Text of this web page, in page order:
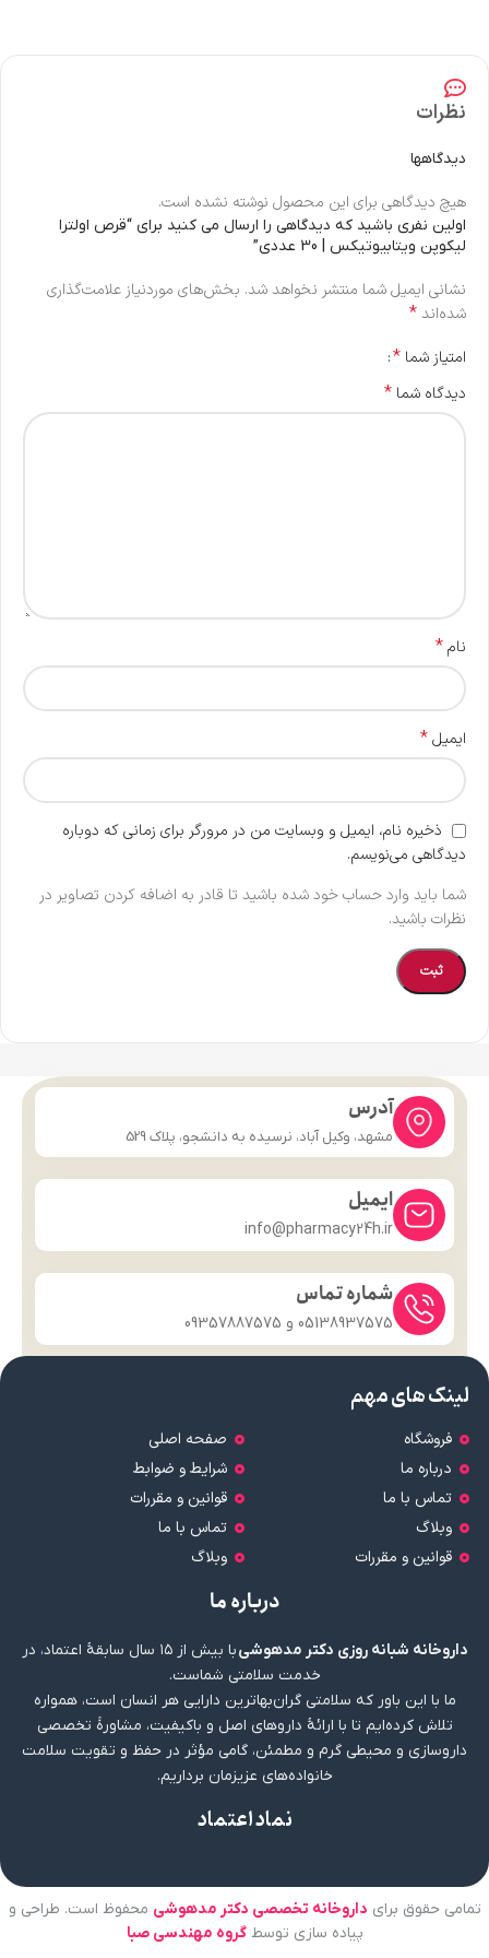
نظرات
دیدگاهها
هیچ دیدگاهی برای این محصول نوشته نشده است.
اولین نفری باشید که دیدگاهی را ارسال می کنید برای “قرص اولترا
لیکوپن ویتابیوتیکس | 30 عددی”
نشانی ایمیل شما منتشر نخواهد شد. بخش‌های موردنیاز علامت‌گذاری
شده‌اند*
امتیاز شما *
دیدگاه شما *
نام*
ایمیل*
ذخیره نام، ایمیل و وبسایت من در مرورگر برای زمانی که دوباره
دیدگاهی می‌نویسم.
شما باید وارد حساب خود شده باشید تا قادر به اضافه کردن تصاویر در
نظرات باشید.
آدرس
مشهد، وکیل آباد، نرسیده به دانشجو، پلاک 529
ایمیل
info@pharmacy24h.ir
شماره تماس
05138937575 و 09357887575
لینک های مهم
فروشگاه
درباره ما
تماس با ما
وبلاگ
قوانین و مقررات
صفحه اصلی
شرایط و ضوابط
قوانین و مقررات
تماس با ما
وبلاگ
درباره ما
داروخانه شبانه روزی دکتر مدهوشی
با بیش از ۱۵ سال سابقهٔ اعتماد، در
خدمت سلامتی شماست.
ما با این باور که سلامتی گران‌بهاترین دارایی هر انسان است، همواره
تلاش کرده‌ایم تا با ارائهٔ داروهای اصل و باکیفیت، مشاورهٔ تخصصی
داروسازی و محیطی گرم و مطمئن، گامی مؤثر در حفظ و تقویت سلامت
خانواده‌های عزیزمان برداریم.
نماد اعتماد
تمامی حقوق برای داروخانه تخصصی دکتر مدهوشی محفوظ است. طراحی و
پیاده سازی توسطگروه مهندسی صبا